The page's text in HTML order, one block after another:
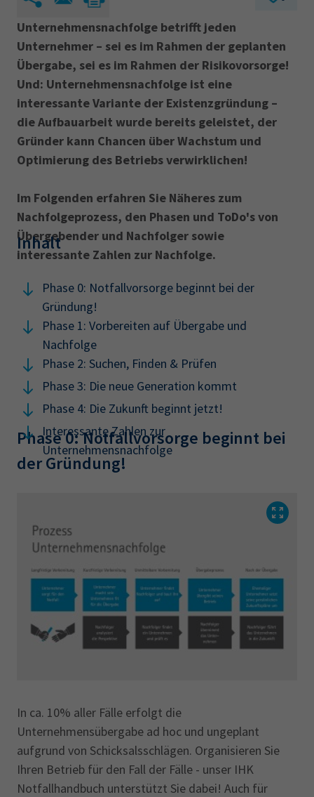
Unternehmensnachfolge betrifft jeden
Unternehmer – sei es im Rahmen der geplanten
Übergabe, sei es im Rahmen der Risikovorsorge!
Und: Unternehmensnachfolge ist eine
interessante Variante der Existenzgründung –
die Aufbauarbeit wurde bereits geleistet, der
Gründer kann Chancen über Wachstum und
Optimierung des Betriebs verwirklichen!
Im Folgenden erfahren Sie Näheres zum
Nachfolgeprozess, den Phasen und ToDo's von
Übergebender und Nachfolger sowie
interessante Zahlen zur Nachfolge.
Inhalt
Phase 0: Notfallvorsorge beginnt bei der
Gründung!
Phase 1: Vorbereiten auf Übergabe und
Nachfolge
Phase 2: Suchen, Finden & Prüfen
Phase 3: Die neue Generation kommt
Phase 4: Die Zukunft beginnt jetzt!
Interessante Zahlen zur
Unternehmensnachfolge
Phase 0: Notfallvorsorge beginnt bei
der Gründung!
In ca. 10% aller Fälle erfolgt die
Unternehmensübergabe ad hoc und ungeplant
aufgrund von Schicksalsschlägen. Organisieren Sie
Ihren Betrieb für den Fall der Fälle - unser IHK
Notfallhandbuch unterstützt Sie dabei! Auch für